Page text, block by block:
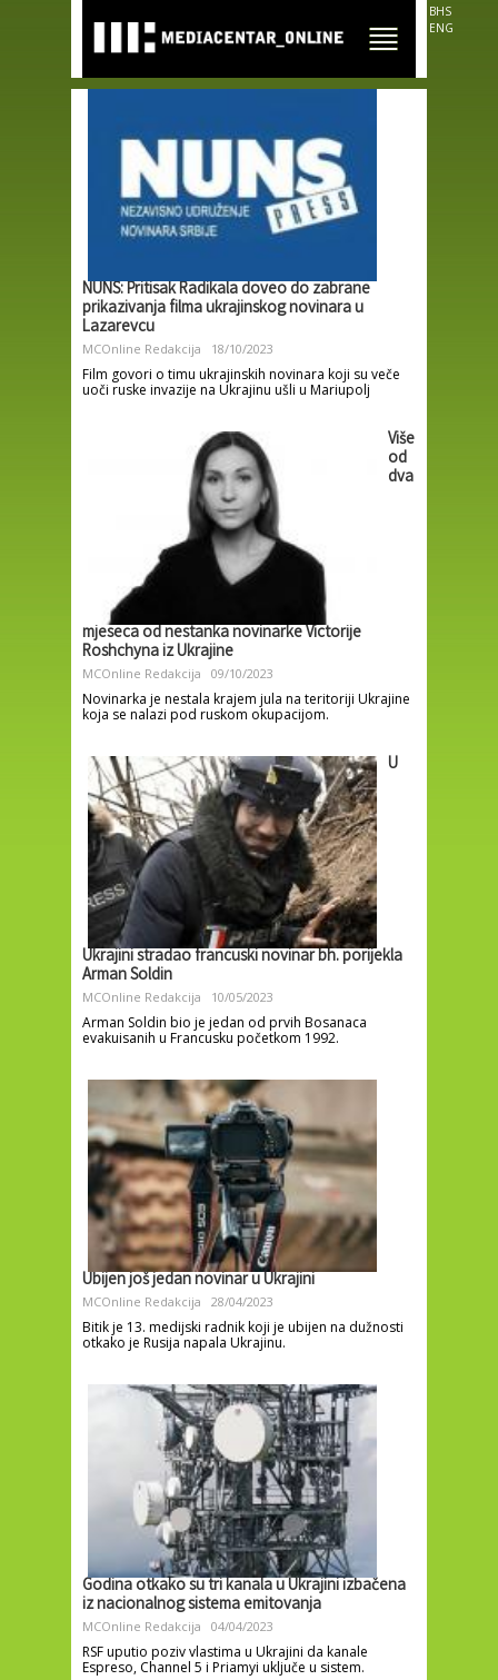
main
content
BHS
ENG
NUNS: Pritisak Radikala doveo do zabrane
prikazivanja filma ukrajinskog novinara u
Lazarevcu
MCOnline Redakcija 18/10/2023
Film govori o timu ukrajinskih novinara koji su veče
uoči ruske invazije na Ukrajinu ušli u Mariupolj
Više
od
dva
mjeseca od nestanka novinarke Victorije
Roshchyna iz Ukrajine
MCOnline Redakcija 09/10/2023
Novinarka je nestala krajem jula na teritoriji Ukrajine
koja se nalazi pod ruskom okupacijom.
U
Ukrajini stradao francuski novinar bh. porijekla
Arman Soldin
MCOnline Redakcija 10/05/2023
Arman Soldin bio je jedan od prvih Bosanaca
evakuisanih u Francusku početkom 1992.
Ubijen još jedan novinar u Ukrajini
MCOnline Redakcija 28/04/2023
Bitik je 13. medijski radnik koji je ubijen na dužnosti
otkako je Rusija napala Ukrajinu.
Godina otkako su tri kanala u Ukrajini izbačena
iz nacionalnog sistema emitovanja
MCOnline Redakcija 04/04/2023
RSF uputio poziv vlastima u Ukrajini da kanale
Espreso, Channel 5 i Priamyi uključe u sistem.